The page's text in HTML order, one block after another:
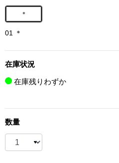
BOGARD 最新号はこちら
＊
01 ＊
在庫状況
在庫残りわずか
数量